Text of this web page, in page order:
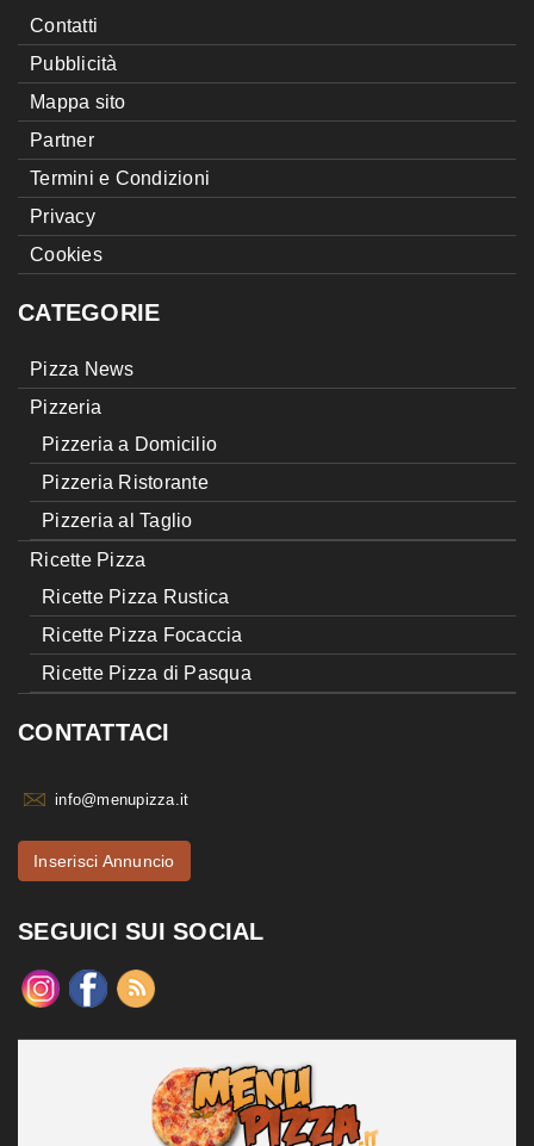
Contatti
Pubblicità
Mappa sito
Partner
Termini e Condizioni
Privacy
Cookies
CATEGORIE
Pizza News
Pizzeria
Pizzeria a Domicilio
Pizzeria Ristorante
Pizzeria al Taglio
Ricette Pizza
Ricette Pizza Rustica
Ricette Pizza Focaccia
Ricette Pizza di Pasqua
CONTATTACI
info@menupizza.it
Inserisci Annuncio
SEGUICI SUI SOCIAL